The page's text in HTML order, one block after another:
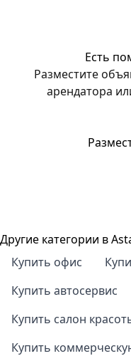
Есть
Разместите
арендатора
Другие категории в
Купить офис
Купить автосервис
Купить салон
Купить